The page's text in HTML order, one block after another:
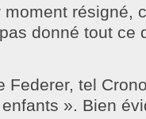
moment résigné,
donné tout ce
Federer, tel
». Bien